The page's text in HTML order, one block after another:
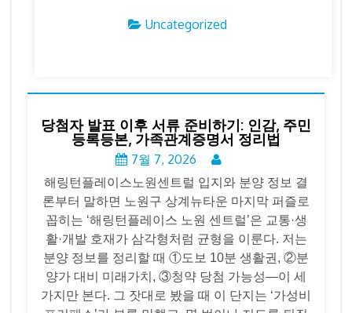
Uncategorized
당첨자 발표 이후 서류 준비하기: 인감, 주민
등록등본, 가족관계증명서 정리법
7월 7, 2026
해링턴플레이스노원센트럴 입지와 분양 정보 결
론부터 말하면 노원구 상계뉴타운 마지막 퍼즐로
꼽히는 ‘해링턴플레이스 노원 센트럴’은 교통·생
활·개발 호재가 삼각형처럼 균형을 이룬다. 저는
분양 정보를 정리할 때 ①도보 10분 생활권, ②분
양가 대비 미래가치, ③청약 당첨 가능성―이 세
가지만 본다. 그 잣대로 봤을 때 이 단지는 ‘가성비